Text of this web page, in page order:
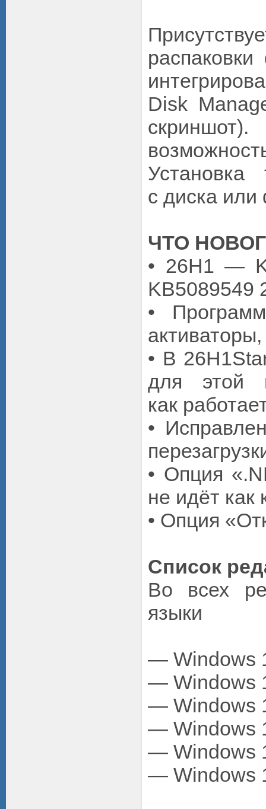
Disk
Установка
с диска
ЧТО
• 26H1 —
KB5089549
•
• В
для этой
как
•
• Опция
не идёт как
• Опция
Список
Во всех
языки
— Windows
— Windows
— Windows
— Windows
— Windows
— Windows